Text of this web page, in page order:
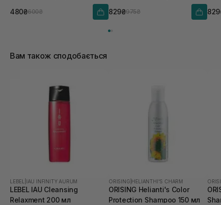
480₴600₴ 829₴975₴
Вам також сподобається
LEBEL IAU INFINITY AURUM
LEBEL IAU Cleansing
Relaxment 200 мл
ORISING HELIANTHI'S CHARM
ORISING Helianti's Color
Protection Shampoo 150 мл